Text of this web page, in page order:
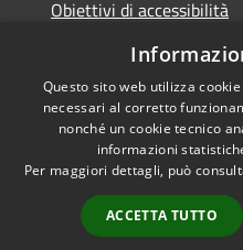
Obiettivi di accessibilità
Piano di miglioramento
Accessibilità
Questo sito web utilizza
necessari al corretto
nonché un cookie tecnico
informazioni
Per maggiori dettagli, può
ACCETTA TUTTO